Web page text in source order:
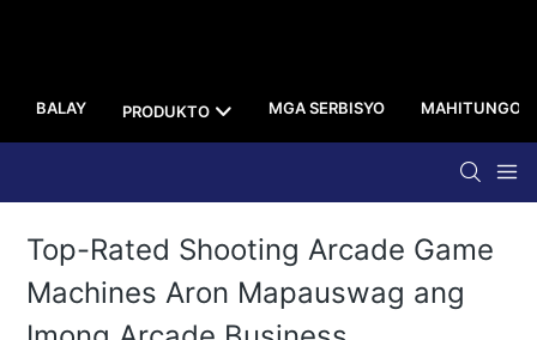
BALAY PRODUKTO MGA SERBISYO MAHITUNGOD
Top-Rated Shooting Arcade Game
Machines Aron Mapauswag ang